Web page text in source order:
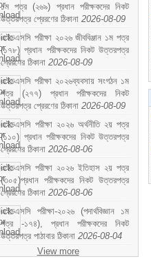
১ম পত্র (২৬৯) প্রধান পরীক্ষকদের নিকট
উত্তরপত্র প্রেরণের ঠিকানা 2026-08-09
এইচএসসি পরীক্ষা ২০২৬ জীববিঞ্জান ১ম পত্র
(১৭৮) প্রধান পরীক্ষকদের নিকট উত্তরপত্র
প্রেরণের ঠিকানা 2026-08-09
এইচএসসি পরীক্ষা ২০২৬ব্যবসায় সংগঠন ১ম
পত্র (২৭৭) প্রধান পরীক্ষকদের নিকট
উত্তরপত্র প্রেরণের ঠিকানা 2026-08-09
এইচএসসি পরীক্ষা ২০২৬ অর্থনীতি ২য় পত্র
(১১০) প্রধান পরীক্ষকদের নিকট উত্তরপত্র
প্রেরণের ঠিকানা 2026-08-06
এইচএসসি পরীক্ষা ২০২৬ ইতিহাস ২য় পত্র
(৩০৫)প্রধান পরীক্ষকদের নিকট উত্তরপত্র
প্রেরণের ঠিকানা 2026-08-06
এইচএসসি পরীক্ষা-২০২৬ (পদার্থবিজ্ঞান ১ম
পত্র -১৭৪), প্রধান পরীক্ষকদের নিকট
উত্তরপত্র পাঠাবার ঠিকানা 2026-08-04
View more